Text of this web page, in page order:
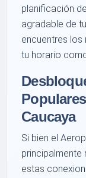
planificación
agradable de
encuentres los
tu horario
Caucaya
Si bien el
principalmente
estas